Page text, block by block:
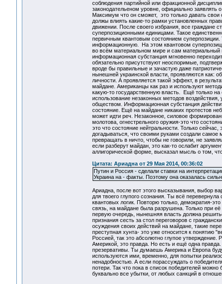
соблюдения партийной или фракционной
законодательеном уровне, официально заявлять
Максимум что он сможет, это только давать
должы влиять какие-то рамки установленных
движении. После своего избрания, все граждане
суперпозиционными единицами. Такое
первичным квантовым состоянием суперпозиции.
информационную. На этом квантовом
во всём материальном мире и сам материальный
информационная субстанция мгновенно
обязательно присутствуют неоспоримые,
вроде бы правильные и зачастую даже
нынешней украинской власти, проявляются как:
личности. А проявляется такой эффект, в
майдане. Американцы как раз и используют
какую-то государственную власть. Ещё только на
использование незаконных методов
обществом. Информационная субстанция
состояние. Ещё на майдане никаких протестов
может идти реч. Незаконное, силовое
молотова, огнестрельного оружия-это что
это что состояние нейтральности. Только
догадываться, что своими руками создали самое
превращать в ничто, чтобы не говорили, не
если разберут майдан, это как-то ослабит
аллигорической форме, высказал мысль о том,
Цитата: Ариадна от 29 Мая 2014, 00:36:02
Путин и Россия - сделали ставки на
Украина на - факты. Поэтому она оказалась
Ариадна, после вот этого высказывания, выбор
для твоего глупого сознания. Ты всё
квантовых логик. Повторю только, демократия-
связь, на майдане была разрушена. Только при
первую очередь, нынешняя власть должна
признания сесть за стол переговоров с
осуждения своих действий на майдане, такие
преступная хунта- это уже относится к понятию
Россией, так это абсолютно глупое
Америкой, это правда. Но есть и ещё одна
презервативы. Ты думаешь Америка и Европа
используются ими, временно, для попытки
ненадобностью. А если порассуждать о
потери. Так что пока в список победителей
буквально все убытки, от любых санкций в